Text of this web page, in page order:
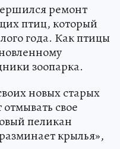
ремонт
птиц, который
года. Как птицы
зоопарка.
новых старых
свое
пеликан
крылья»,